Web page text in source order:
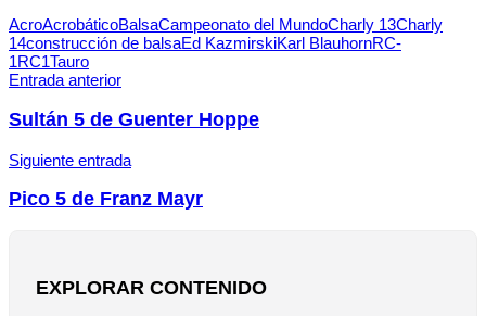
Etiquetas
AcroAcrobáticoBalsaCampeonato del MundoCharly 13Charly
14construcción de balsaEd KazmirskiKarl BlauhornRC-
1RC1Tauro
Navegación
de
Entrada anterior
Sultán 5 de Guenter Hoppe
Siguiente entrada
Pico 5 de Franz Mayr
EXPLORAR CONTENIDO